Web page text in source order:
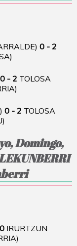
0 - 2
0 - 2 TOLOSA
0 - 2 TOLOSA
Domingo,
IRURTZUN